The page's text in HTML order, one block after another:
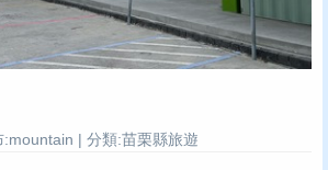
| 分類:苗栗縣旅遊